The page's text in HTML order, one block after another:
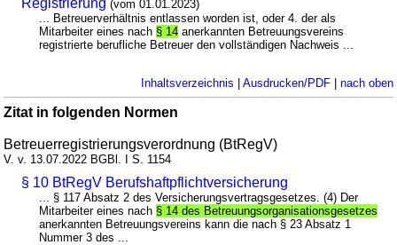
(vom 01.01.2023)
... Betreuerverhältnis entlassen worden ist, oder 4. der als
Mitarbeiter eines nach § 14 anerkannten Betreuungsvereins
registrierte berufliche Betreuer den vollständigen Nachweis ...
Inhaltsverzeichnis | Ausdrucken/PDF| nach oben
Zitat in folgenden Normen
Betreuerregistrierungsverordnung (BtRegV)
V. v. 13.07.2022 BGBl. I S. 1154
§ 10 BtRegV Berufshaftpflichtversicherung
... § 117 Absatz 2 des Versicherungsvertragsgesetzes. (4) Der
Mitarbeiter eines nach § 14 des Betreuungsorganisationsgesetzes
anerkannten Betreuungsvereins kann die nach § 23 Absatz 1
Nummer 3 des ...